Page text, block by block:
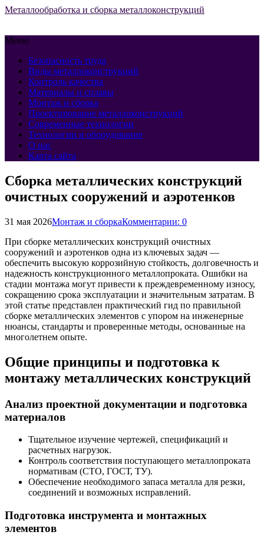
Металлообработка и сборка металлоконструкций
Меню
Безопасность труда
Виды металлоконструкций
Контроль качества
Материалы и сплавы
Монтаж и сборка
Проектирование металлоконструкций
Современные технологии
Технологии и оборудование
О нас
Карта сайта
Сборка металлических конструкций
очистных сооружений и аэротенков
31 мая 2026Монтаж и сборкаКомментарии: 0
При сборке металлических конструкций очистных
сооружений и аэротенков одна из ключевых задач —
обеспечить высокую коррозийную стойкость, долговечность и
надежность конструкционного металлопроката. Ошибки на
стадии монтажа могут привести к преждевременному износу,
сокращению срока эксплуатации и значительным затратам. В
этой статье представлен практический гид по правильной
сборке металлических элементов с упором на инженерные
нюансы, стандарты и проверенные методы, основанные на
многолетнем опыте.
Общие принципы и подготовка к
монтажу металлических конструкций
Анализ проектной документации и подготовка
материалов
Тщательное изучение чертежей, спецификаций и
расчетных нагрузок.
Контроль соответствия поступающего металлопроката
нормативам (СТО, ГОСТ, ТУ).
Обеспечение необходимого запаса металла для резки,
соединений и возможных исправлений.
Подготовка инструмента и монтажных
элементов